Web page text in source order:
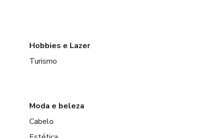
Hobbies e Lazer
Turismo
Moda e beleza
Cabelo